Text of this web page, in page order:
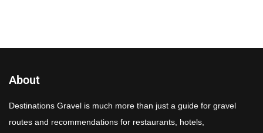
About
Destinations Gravel is much more than just a guide for gravel
routes and recommendations for restaurants, hotels,